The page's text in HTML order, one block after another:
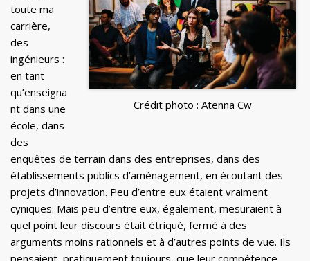
Crédit photo : Atenna Cw
toute ma
carrière,
des
ingénieurs :
en tant
qu’enseigna
nt dans une
école, dans
des
enquêtes de terrain dans des entreprises, dans des
établissements publics d’aménagement, en écoutant des
projets d’innovation. Peu d’entre eux étaient vraiment
cyniques. Mais peu d’entre eux, également, mesuraient à
quel point leur discours était étriqué, fermé à des
arguments moins rationnels et à d’autres points de vue. Ils
pensaient, pratiquement toujours, que leur compétence